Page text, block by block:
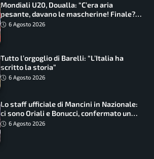
Mondiali U20, Doualla: “C’era aria
pesante, davano le mascherine! Finale?
Non ho nulla da perdere”
6 Agosto 2026
Tutto l’orgoglio di Barelli: “L’Italia ha
scritto la storia”
6 Agosto 2026
Lo staff ufficiale di Mancini in Nazionale:
ci sono Oriali e Bonucci, confermato un
ritorno
6 Agosto 2026